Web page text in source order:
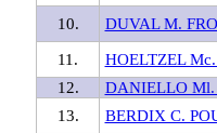
10.
DUVAL M.
11.
HOELTZEL
12.
DANIELLO
13.
BERDIX C.